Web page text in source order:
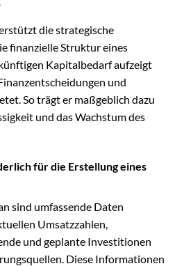
die strategische
finanzielle Struktur eines
Kapitalbedarf aufzeigt
und
So trägt er maßgeblich dazu
und das Wachstum des
für die Erstellung eines
sind umfassende Daten
Umsatzzahlen,
und geplante Investitionen
Diese Informationen